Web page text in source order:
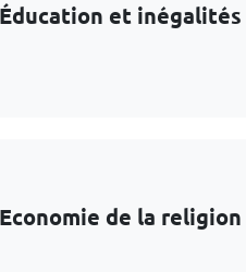
et inégalités
de la religion